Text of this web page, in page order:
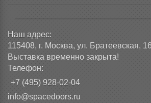
Наш адрес:
115408, г. Москва, ул. Братеевская,
Выставка временно закрыта!
Телефон:
+7 (495) 928-02-04
info@spacedoors.ru